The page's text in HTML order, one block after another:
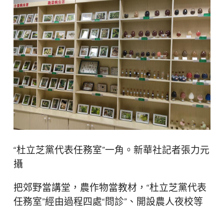
“杜立芝黨代表任務室”一角。新華社記者張力元
攝
把郊野當講堂，農作物當教材，“杜立芝黨代表
任務室”經由過程四處“問診”、開設農人夜校等